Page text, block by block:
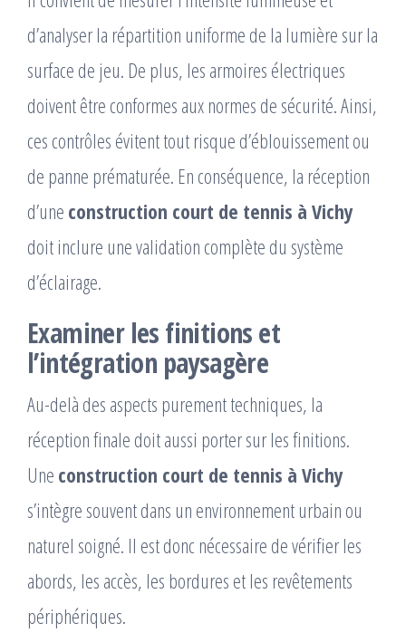
d’analyser la répartition uniforme de la lumière sur la
surface de jeu. De plus, les armoires électriques
doivent être conformes aux normes de sécurité. Ainsi,
ces contrôles évitent tout risque d’éblouissement ou
de panne prématurée. En conséquence, la réception
d’une construction court de tennis à Vichy
doit inclure une validation complète du système
d’éclairage.
Examiner les finitions et
l’intégration paysagère
Au-delà des aspects purement techniques, la
réception finale doit aussi porter sur les finitions.
Une construction court de tennis à Vichy
s’intègre souvent dans un environnement urbain ou
naturel soigné. Il est donc nécessaire de vérifier les
abords, les accès, les bordures et les revêtements
périphériques.